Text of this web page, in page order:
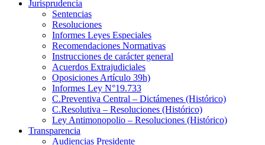
Jurisprudencia
Sentencias
Resoluciones
Informes Leyes Especiales
Recomendaciones Normativas
Instrucciones de carácter general
Acuerdos Extrajudiciales
Oposiciones Artículo 39h)
Informes Ley N°19.733
C.Preventiva Central – Dictámenes (Histórico)
C.Resolutiva – Resoluciones (Histórico)
Ley Antimonopolio – Resoluciones (Histórico)
Transparencia
Audiencias Presidente